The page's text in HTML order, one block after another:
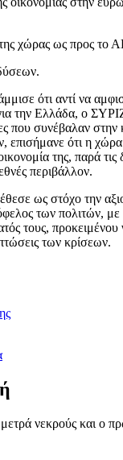
χώρας ως προς το
ότι αντί να
την Ελλάδα, ο
που συνέβαλαν στην
επισήμανε ότι η
της, παρά
περιβάλλον.
ως στόχο την
των πολιτών,
τους,
των κρίσεων.